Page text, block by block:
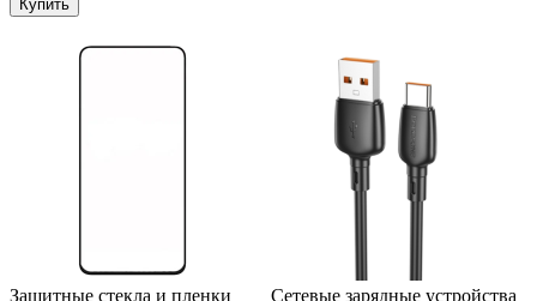
Купить
Защитные стекла и пленки
Сетевые зарядные устройства